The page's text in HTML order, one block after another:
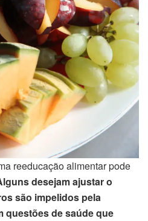
reeducação alimentar pode
desejam ajustar o
são impelidos pela
questões de saúde que